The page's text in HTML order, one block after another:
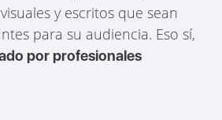
y escritos que sean
para su audiencia. Eso sí,
por profesionales